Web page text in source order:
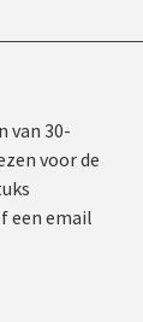
van 30-
voor de
een email